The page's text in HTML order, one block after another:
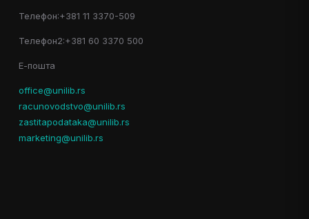
Телефон:+381 11 3370-509
Телефон2:+381 60 3370 500
Е-пошта
office@unilib.rs
racunovodstvo@unilib.rs
zastitapodataka@unilib.rs
marketing@unilib.rs